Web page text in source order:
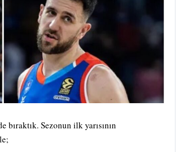
Sezonun ilk yarısının